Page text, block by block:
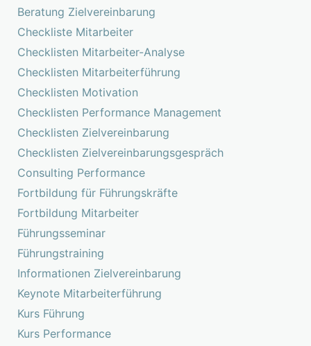
Beratung Zielvereinbarung
Checkliste Mitarbeiter
Checklisten Mitarbeiter-Analyse
Checklisten Mitarbeiterführung
Checklisten Motivation
Checklisten Performance Management
Checklisten Zielvereinbarung
Checklisten Zielvereinbarungsgespräch
Consulting Performance
Fortbildung für Führungskräfte
Fortbildung Mitarbeiter
Führungsseminar
Führungstraining
Informationen Zielvereinbarung
Keynote Mitarbeiterführung
Kurs Führung
Kurs Performance